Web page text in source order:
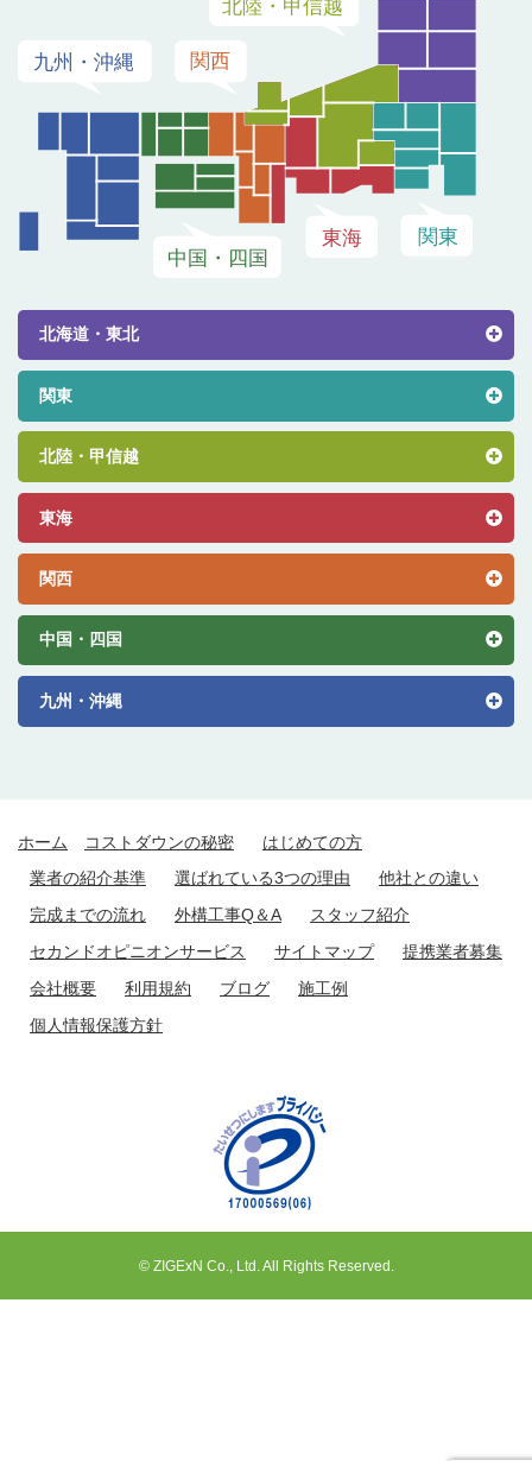
北海道・東北
関東
北陸・甲信越
東海
関西
中国・四国
九州・沖縄
ホーム コストダウンの秘密
はじめての方
業者の紹介基準
選ばれている3つの理由
他社との違い
完成までの流れ
外構工事Q＆A
スタッフ紹介
セカンドオピニオンサービス
サイトマップ
提携業者募集
会社概要
利用規約 ブログ
施工例
個人情報保護方針
© ZIGExN Co., Ltd. All Rights Reserved.